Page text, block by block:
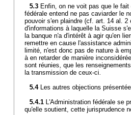
5.3 Enfin, on ne voit pas que le
fédérale entend ne pas caviarder le
pouvoir s'en plaindre (cf. art. 14 al.
d'informations à laquelle la Suisse
la banque n'a d'intérêt à agir qu'en
remettre en cause l'assistance
limité, n'est donc pas de nature à
à en retarder de manière
sont réunies, que les
la transmission de ceux-ci.
5.4 Les autres objections
5.4.1 L'Administration fédérale se
qu'elle soutient, cette jurisprudence